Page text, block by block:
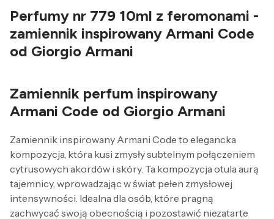
Perfumy nr 779 10ml z feromonami -
zamiennik inspirowany Armani Code
od Giorgio Armani
Zamiennik perfum inspirowany
Armani Code od Giorgio Armani
Zamiennik inspirowany Armani Code to elegancka
kompozycja, która kusi zmysły subtelnym połączeniem
cytrusowych akordów i skóry. Ta kompozycja otula aurą
tajemnicy, wprowadzając w świat pełen zmysłowej
intensywności. Idealna dla osób, które pragną
zachwycać swoją obecnością i pozostawić niezatarte